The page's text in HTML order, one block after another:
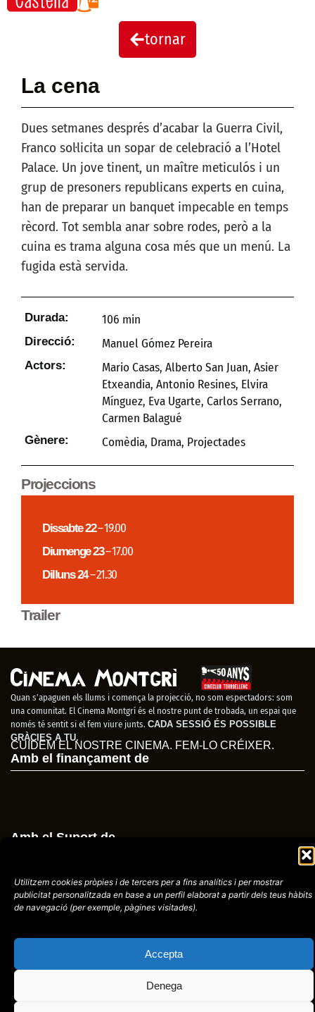
Utilitzem cookies pròpies i de tercers per a fins analítics i per mostrar
publicitatpersonalitzada en base a un perfil elaborat a partir dels teus hàbits
de navegació (perexemple, pàgines visitades).
Accepta
Denega
tornar
La cena
Dues setmanes després d’acabar la Guerra Civil,
Franco sol·licita un sopar de celebració a l’Hotel
Palace. Un jove tinent, un maître meticulós i un
grup de presoners republicans experts en cuina,
han de preparar un banquet impecable en temps
rècord. Tot sembla anar sobre rodes, però a la
cuina es trama alguna cosa més que un menú. La
fugida està servida.
Durada: 106 min
Direcció: Manuel Gómez Pereira
Actors:
Mario Casas, Alberto San Juan, Asier
Etxeandia, Antonio Resines, Elvira
Mínguez, Eva Ugarte, Carlos Serrano,
Carmen Balagué
Gènere: Comèdia, Drama, Projectades
Projeccions
Dissabte 22– 19.00
Diumenge 23– 17.00
Dilluns 24– 21.30
Trailer
Quan s’apaguen els llums i comença la projecció, no som espectadors: som
una comunitat. El Cinema Montgrí és el nostre punt de trobada, un espai que
només té sentit si el fem viure junts. CADA SESSIÓ ÉS POSSIBLE
GRÀCIES A TU.
CUIDEM EL NOSTRE CINEMA. FEM-LO CRÉIXER.
Amb el finançament de
Amb el Suport de
Avís
Política de
web deplacid.cat